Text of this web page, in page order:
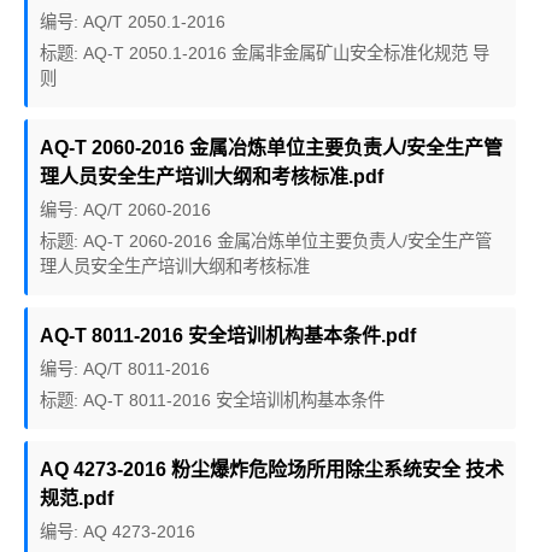
编号: AQ/T 2050.1-2016
标题: AQ-T 2050.1-2016 金属非金属矿山安全标准化规范 导
则
AQ-T 2060-2016 金属冶炼单位主要负责人/安全生产管
理人员安全生产培训大纲和考核标准.pdf
编号: AQ/T 2060-2016
标题: AQ-T 2060-2016 金属冶炼单位主要负责人/安全生产管
理人员安全生产培训大纲和考核标准
AQ-T 8011-2016 安全培训机构基本条件.pdf
编号: AQ/T 8011-2016
标题: AQ-T 8011-2016 安全培训机构基本条件
AQ 4273-2016 粉尘爆炸危险场所用除尘系统安全 技术
规范.pdf
编号: AQ 4273-2016